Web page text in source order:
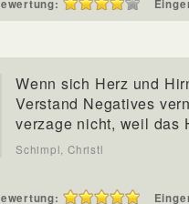
Wenn sich Herz und
Verstand Negatives
verzage nicht, weil das
Schimpl, Christl